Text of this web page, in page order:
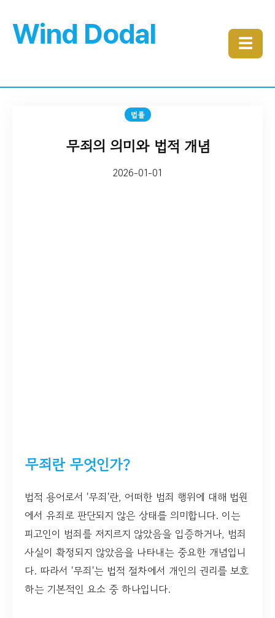
Wind Dodal ☰
법률
무죄의 의미와 법적 개념
2026-01-01
무죄란 무엇인가?
법적 용어로서 '무죄'란, 어떠한 범죄 행위에 대해 법원
에서 유죄로 판단되지 않은 상태를 의미합니다. 이는
피고인이 범죄를 저지르지 않았음을 입증하거나, 범죄
사실이 확정되지 않았음을 나타내는 중요한 개념입니
다. 따라서 '무죄'는 법적 절차에서 개인의 권리를 보호
하는 기본적인 요소 중 하나입니다.